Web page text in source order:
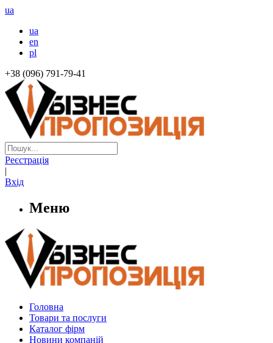
ua
ua
en
pl
+38 (096) 791-79-41
Реєстрація
|
Вхід
Меню
Головна
Товари та послуги
Каталог фірм
Новини компаній